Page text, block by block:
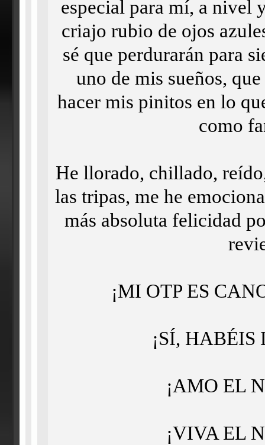
especial para mí, a nivel
criajo rubio de ojos
sé que perdurarán para
uno de mis sueños,
hacer mis pinitos en lo
como
He llorado, chillado,
las tripas, me he
más absoluta felicidad
¡MI OTP ES
¡SÍ,
¡AMO EL
¡VIVA EL